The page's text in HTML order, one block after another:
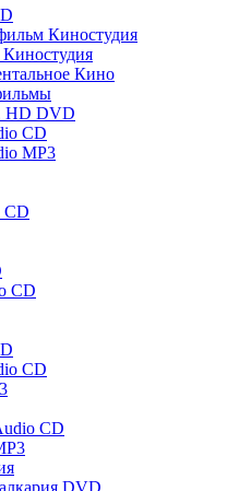
Киностудия
Кино
HD DVD
CD
MP3
CD
CD
CD
CD
DVD